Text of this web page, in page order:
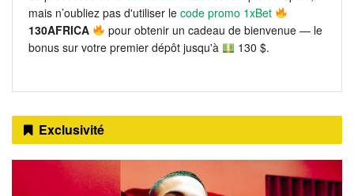
mais n’oubliez pas d'utiliser le code promo 1xBet
130AFRICA
pour obtenir un cadeau de bienvenue — le
bonus sur votre premier dépôt jusqu'à
130 $.
Exclusivité